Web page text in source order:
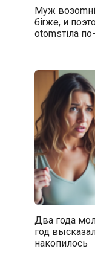
Муж
бirже, и
оtоmsтiла
Два года
год
накопилось